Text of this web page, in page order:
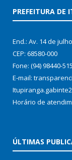
PREFEITURA DE
End.: Av. 14 de
CEP: 68580-000
Fone: (94) 98440-
E-mail:
Horário de
ÚLTIMAS